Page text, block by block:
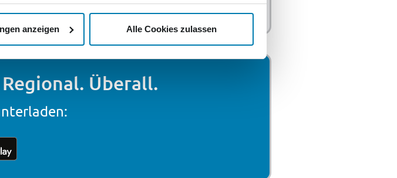
anzeigen Alle Cookies zulassen
entspannte Momente!
Überall.